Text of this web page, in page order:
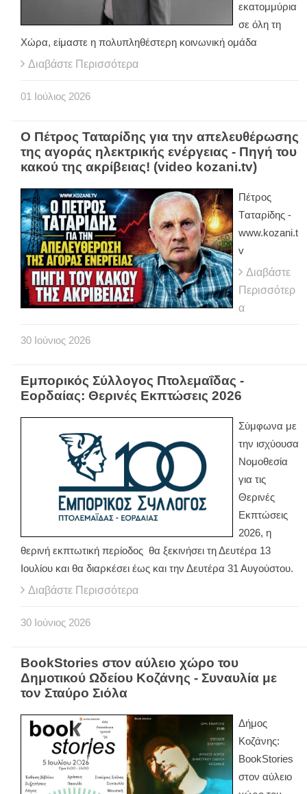
εκατομμύρια
σε όλη τη
Χώρα, είμαστε η πολυπληθέστερη κοινωνική ομάδα
Διαβάστε Περισσότερα
01 Ιούλιος 2026
Ο Πέτρος Ταταρίδης για την απελευθέρωσης
της αγοράς ηλεκτρικής ενέργειας - Πηγή του
κακού της ακρίβειας! (video kozani.tv)
Πέτρος
Tαταρίδης -
www.kozani.t
v
Διαβάστε
Περισσότερ
α
30 Ιούνιος 2026
Εμπορικός Σύλλογος Πτολεμαΐδας -
Εορδαίας: Θερινές Εκπτώσεις 2026
Σύμφωνα με
την ισχύουσα
Νομοθεσία
για τις
Θερινές
Εκπτώσεις
2026, η
θερινή εκπτωτική περίοδος θα ξεκινήσει τη Δευτέρα 13
Ιουλίου και θα διαρκέσει έως και την Δευτέρα 31 Αυγούστου.
Διαβάστε Περισσότερα
30 Ιούνιος 2026
BookStories στον αύλειο χώρο του
Δημοτικού Ωδείου Κοζάνης - Συναυλία με
τον Σταύρο Σιόλα
Δήμος
Κοζάνης:
BookStories
στον αύλειο